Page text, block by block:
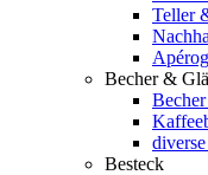
Teller
Becher &
Besteck